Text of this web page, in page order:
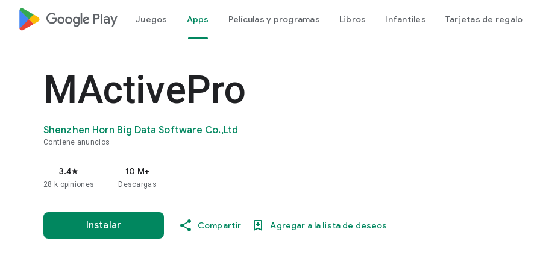
google_logo Play Juegos Apps Películas y programas Libros Infantiles Tarjetas de regalo
MActivePro
Shenzhen Horn Big Data Software Co.,Ltd
Contiene anuncios
3.4star
28 k opiniones
10 M+
Descargas
Instalar Compartir Agregar a la lista de deseos